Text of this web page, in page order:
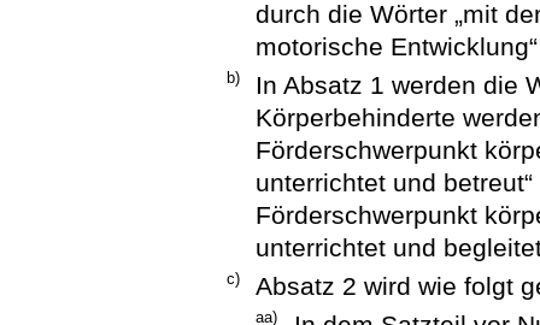
durch die Wörter „mit
motorische
b)
In Absatz 1 werden die
Körperbehinderte
Förderschwerpunkt
unterrichtet und
Förderschwerpunkt
unterrichtet und
c) Absatz 2 wird wie folgt
aa)